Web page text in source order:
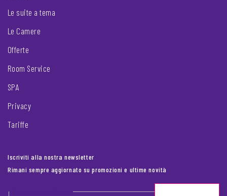
Le suite a tema
Le Camere
Offerte
Room Service
SPA
Privacy
Tariffe
Iscriviti alla nostra newsletter
Rimani sempre aggiornato su promozioni e ultime novità
Footer newsletter